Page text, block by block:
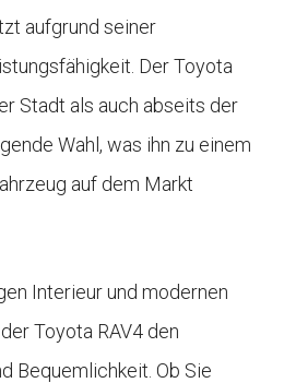
aufgrund seiner
Der Toyota
Stadt als auch abseits der
Wahl, was ihn zu einem
auf dem Markt
Interieur und modernen
Toyota RAV4 den
Bequemlichkeit. Ob Sie